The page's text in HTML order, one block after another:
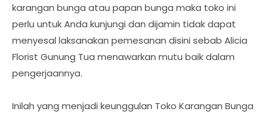
karangan bunga atau papan bunga maka toko ini
perlu untuk Anda kunjungi dan dijamin tidak dapat
menyesal laksanakan pemesanan disini sebab Alicia
Florist Gunung Tua menawarkan mutu baik dalam
pengerjaannya.
Inilah yang menjadi keunggulan Toko Karangan Bunga